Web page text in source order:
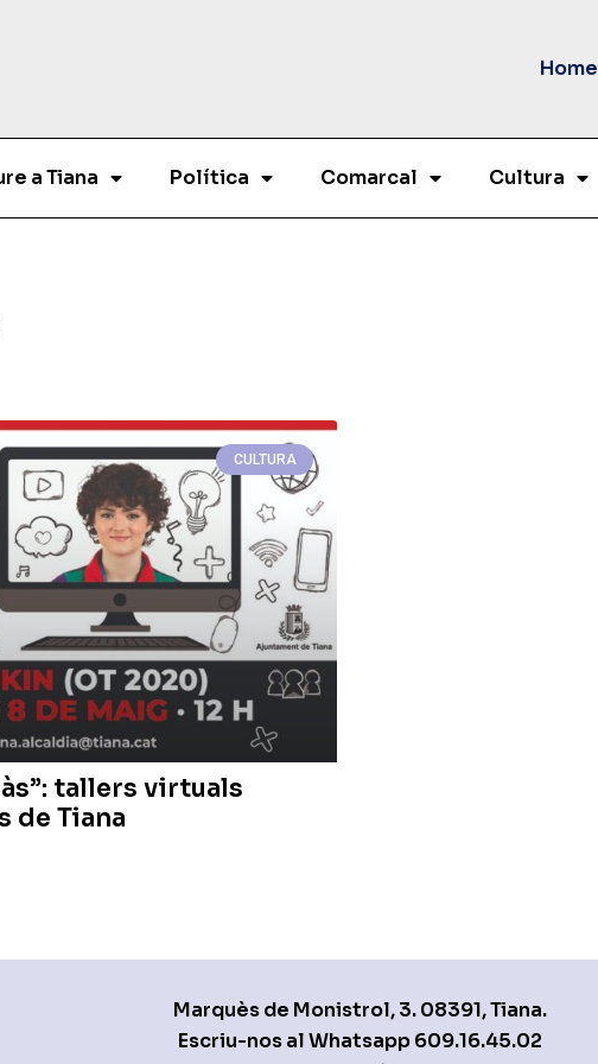
Home
a Tiana Política Comarcal Cultura
CULTURA
tallers virtuals
de Tiana
Marquès de Monistrol, 3. 08391, Tiana.
Escriu-nos al Whatsapp609.16.45.02